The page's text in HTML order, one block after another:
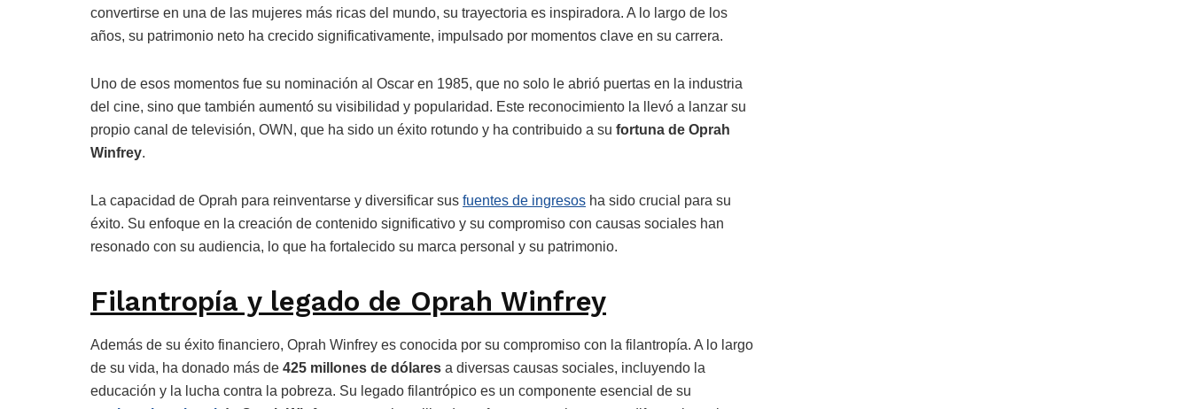
convertirse en una de las mujeres más ricas del mundo, su trayectoria es inspiradora. A lo largo de los
años, su patrimonio neto ha crecido significativamente, impulsado por momentos clave en su carrera.
Uno de esos momentos fue su nominación al Oscar en 1985, que no solo le abrió puertas en la industria
del cine, sino que también aumentó su visibilidad y popularidad. Este reconocimiento la llevó a lanzar su
propio canal de televisión, OWN, que ha sido un éxito rotundo y ha contribuido a su fortuna de Oprah
Winfrey.
La capacidad de Oprah para reinventarse y diversificar sus fuentes de ingresos ha sido crucial para su
éxito. Su enfoque en la creación de contenido significativo y su compromiso con causas sociales han
resonado con su audiencia, lo que ha fortalecido su marca personal y su patrimonio.
Filantropía y legado de Oprah Winfrey
Además de su éxito financiero, Oprah Winfrey es conocida por su compromiso con la filantropía. A lo largo
de su vida, ha donado más de 425 millones de dólares a diversas causas sociales, incluyendo la
educación y la lucha contra la pobreza. Su legado filantrópico es un componente esencial de su